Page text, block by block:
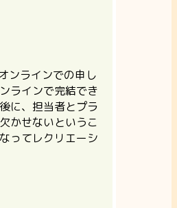
ンラインでの申し
ラインで完結でき
に、担当者とプラ
かせないというこ
ってレクリエーシ